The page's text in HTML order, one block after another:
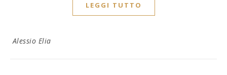
LEGGI TUTTO
Alessio Elia